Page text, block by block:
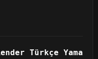
Türkçe Yama